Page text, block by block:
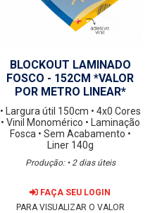
BLOCKOUT LAMINADO
FOSCO - 152CM *VALOR
POR METRO LINEAR*
• Largura útil 150cm • 4x0 Cores
• Vinil Monomérico • Laminação
Fosca • Sem Acabamento •
Liner 140g
Produção: • 2 dias úteis
FAÇA SEU LOGIN
PARA VISUALIZAR O VALOR